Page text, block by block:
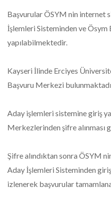
Başvurular ÖSYM nin internet
İşlemleri Sisteminden ve
yapılabilmektedir.
Kayseri İlinde Erciyes
Başvuru Merkezi
Aday işlemleri sistemine giriş
Merkezlerinden şifre alınması
Şifre alındıktan sonra ÖSYM
Aday İşlemleri Sisteminden
izlenerek başvurular